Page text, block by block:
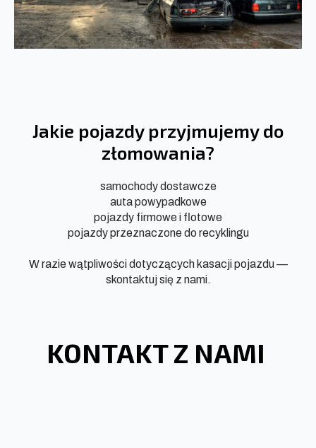
Jakie pojazdy przyjmujemy do
złomowania?
samochody dostawcze
auta powypadkowe
pojazdy firmowe i flotowe
pojazdy przeznaczone do recyklingu
W razie wątpliwości dotyczących kasacji pojazdu —
skontaktuj się z nami.
KONTAKT Z NAMI